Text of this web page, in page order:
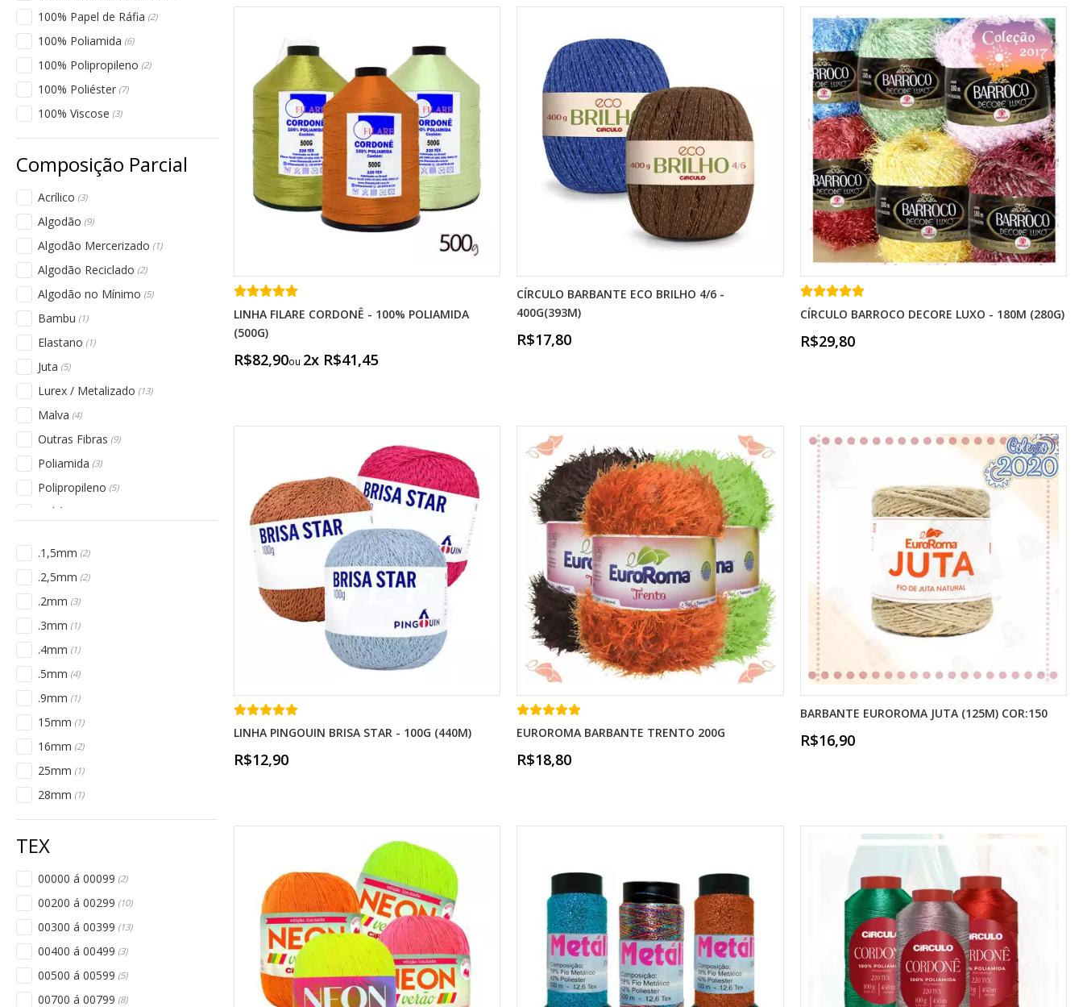
100% Papel de Ráfia (2)
100% Poliamida (6)
100% Polipropileno (2)
100% Poliéster (7)
100% Viscose (3)
Acrílico (3)
Algodão (9)
Algodão Mercerizado (1)
Algodão Reciclado (2)
Algodão no Mínimo (5)
Bambu (1)
Elastano (1)
Juta (5)
Lurex / Metalizado (13)
Malva (4)
Outras Fibras (9)
Poliamida (3)
Polipropileno (5)
Poliéster
.1,5mm (2)
.2,5mm (2)
.2mm (3)
.3mm (1)
.4mm (1)
.5mm (4)
.9mm (1)
15mm (1)
16mm (2)
25mm (1)
28mm (1)
00000 á 00099 (2)
00200 á 00299 (10)
00300 á 00399 (13)
00400 á 00499 (3)
00500 á 00599 (5)
00700 á 00799 (8)
LINHA FILARE CORDONÊ - 100% POLIAMIDA
(500G)
R$82,90 2x R$41,45
CÍRCULO BARBANTE ECO BRILHO 4/6 -
400G(393M)
R$17,80
CÍRCULO BARROCO DECORE LUXO - 180M (280G)
R$29,80
LINHA PINGOUIN BRISA STAR - 100G (440M)
R$12,90
EUROROMA BARBANTE TRENTO 200G
R$18,80
BARBANTE EUROROMA JUTA (125M) COR:150
R$16,90